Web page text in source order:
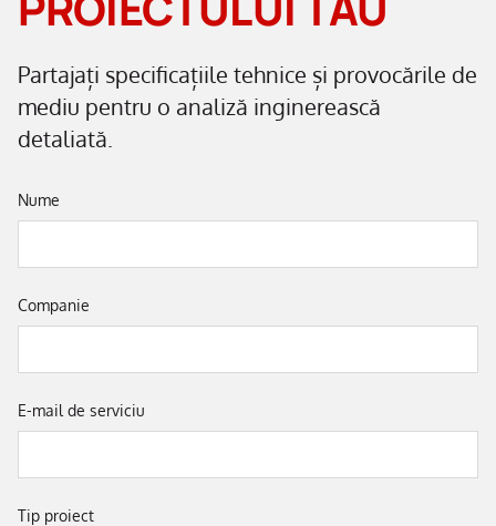
Partajați specificațiile tehnice și provocările de
mediu pentru o analiză inginerească
detaliată.
Nume
Companie
E-mail de serviciu
Tip proiect